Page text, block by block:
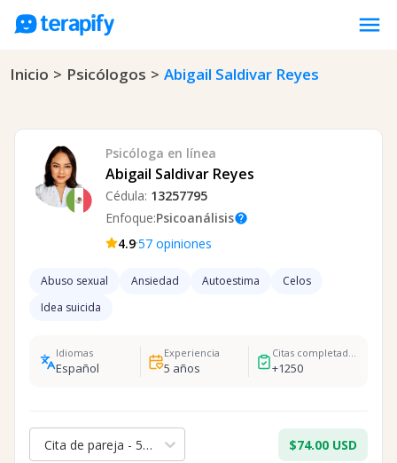
menu
Psicólogos en línea
Opiniones
Empresas
Preguntas frecuentes
Inicio > Psicólogos > Abigail Saldivar Reyes
Psicóloga en línea
Abigail Saldivar Reyes
Cédula: 13257795
Enfoque:Psicoanálisishelp
4.9·57 opiniones
Abuso sexual Ansiedad Autoestima
Celos
Idea suicida
Idiomas
Español
Experiencia
5 años
Citas completadas
+1250
Cita de pareja - 50 min. $74.00 USD